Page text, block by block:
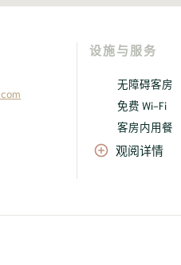
设施与服务
无障碍客房
免费 Wi-Fi
客房内用餐
观阅详情